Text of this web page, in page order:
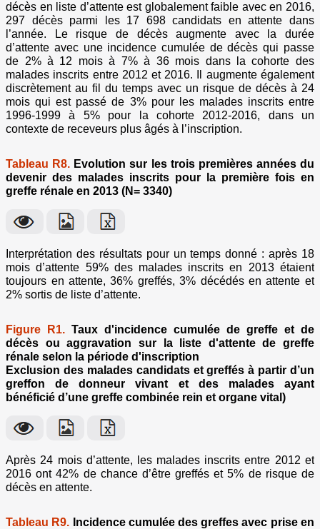
décès en liste d’attente est globalement faible avec en 2016,
297 décès parmi les 17 698 candidats en attente dans
l’année. Le risque de décès augmente avec la durée
d’attente avec une incidence cumulée de décès qui passe
de 2% à 12 mois à 7% à 36 mois dans la cohorte des
malades inscrits entre 2012 et 2016. Il augmente également
discrètement au fil du temps avec un risque de décès à 24
mois qui est passé de 3% pour les malades inscrits entre
1996-1999 à 5% pour la cohorte 2012-2016, dans un
contexte de receveurs plus âgés à l’inscription.
Tableau R8. Evolution sur les trois premières années du
devenir des malades inscrits pour la première fois en
greffe rénale en 2013 (N= 3340)
Interprétation des résultats pour un temps donné : après 18
mois d’attente 59% des malades inscrits en 2013 étaient
toujours en attente, 36% greffés, 3% décédés en attente et
2% sortis de liste d’attente.
Figure R1. Taux d'incidence cumulée de greffe et de
décès ou aggravation sur la liste d'attente de greffe
rénale selon la période d'inscription
Exclusion des malades candidats et greffés à partir d’un
greffon de donneur vivant et des malades ayant
bénéficié d’une greffe combinée rein et organe vital)
Après 24 mois d’attente, les malades inscrits entre 2012 et
2016 ont 42% de chance d’être greffés et 5% de risque de
décès en attente.
Tableau R9. Incidence cumulée des greffes avec prise en